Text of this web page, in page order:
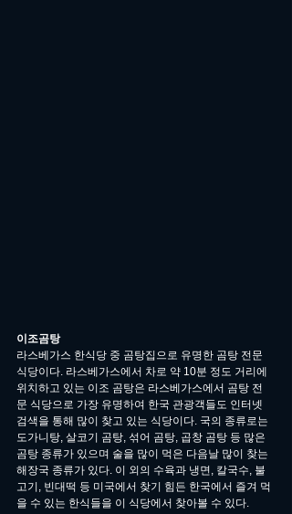
이조곰탕
라스베가스 한식당 중 곰탕집으로 유명한 곰탕 전문
식당이다. 라스베가스에서 차로 약 10분 정도 거리에
위치하고 있는 이조 곰탕은 라스베가스에서 곰탕 전
문 식당으로 가장 유명하여 한국 관광객들도 인터넷
검색을 통해 많이 찾고 있는 식당이다. 국의 종류로는
도가니탕, 살코기 곰탕, 섞어 곰탕, 곱창 곰탕 등 많은
곰탕 종류가 있으며 술을 많이 먹은 다음날 많이 찾는
해장국 종류가 있다. 이 외의 수육과 냉면, 칼국수, 불
고기, 빈대떡 등 미국에서 찾기 힘든 한국에서 즐겨 먹
을 수 있는 한식들을 이 식당에서 찾아볼 수 있다.